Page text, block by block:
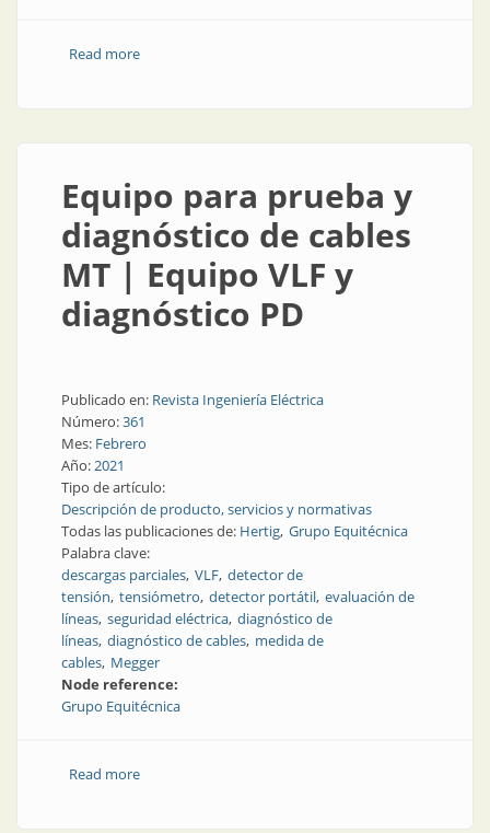
Read moreabout La energía regenerativa se convierte en
Equipo para prueba y
diagnóstico de cables
MT | Equipo VLF y
diagnóstico PD
Publicado en: Revista Ingeniería Eléctrica
Número:361
Mes: Febrero
Año:2021
Tipo de artículo:
Descripción de producto, servicios y normativas
Todas las publicaciones de: Hertig Grupo Equitécnica
Palabra clave:
descargas parciales VLF detector de
tensión tensiómetro detector portátil evaluación de
líneas seguridad eléctrica diagnóstico de
líneas diagnóstico de cables medida de
cables Megger
Node reference:
Grupo Equitécnica
Read moreabout Equipo para prueba y diagnóstico de cables MT